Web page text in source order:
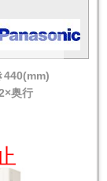
440(mm)
奥行